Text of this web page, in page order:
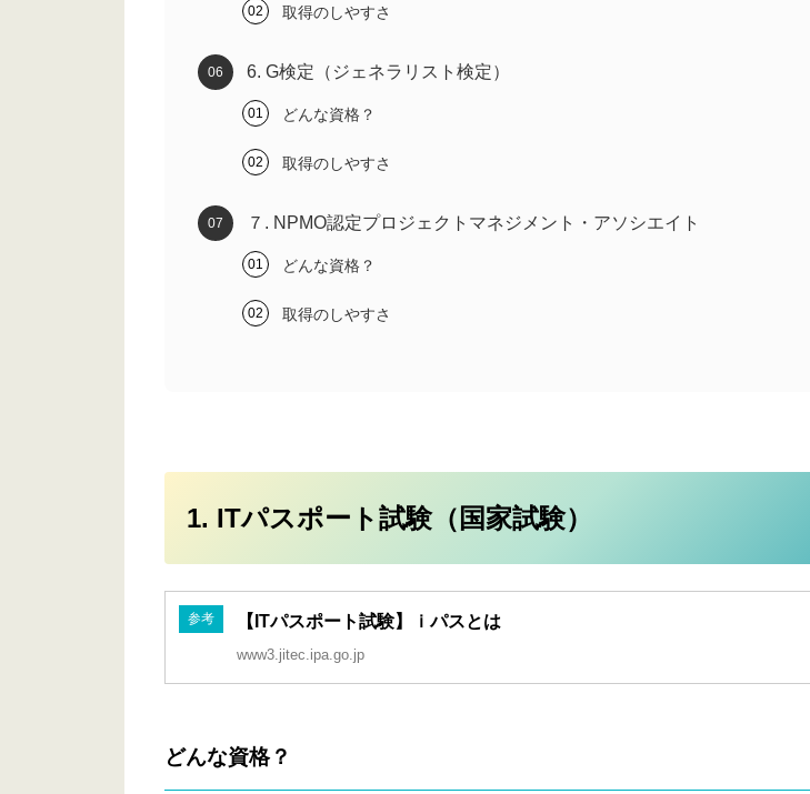
取得のしやすさ
6. G検定（ジェネラリスト検定）
どんな資格？
取得のしやすさ
７. NPMO認定プロジェクトマネジメント・アソシエイト
どんな資格？
取得のしやすさ
1. ITパスポート試験（国家試験）
参考 【ITパスポート試験】ｉパスとは
www3.jitec.ipa.go.jp
どんな資格？